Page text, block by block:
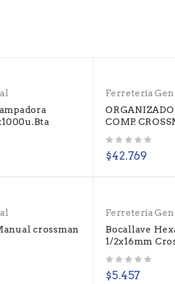
Ferretería
COMP.
$42.769
crossman
Ferretería
Bocallave
1/2x16mm
$5.457